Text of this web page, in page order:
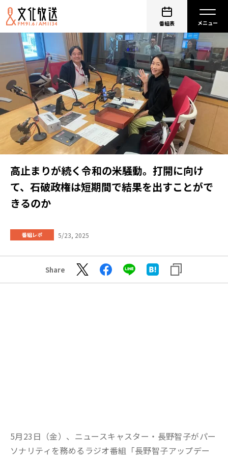
番組表
高止まりが続く令和の米騒動。打開に向け
て、石破政権は短期間で結果を出すことがで
きるのか
番組レポ 5/23, 2025
Share
5月23日（金）、ニュースキャスター・長野智子がパー
ソナリティを務めるラジオ番組「長野智子アップデー